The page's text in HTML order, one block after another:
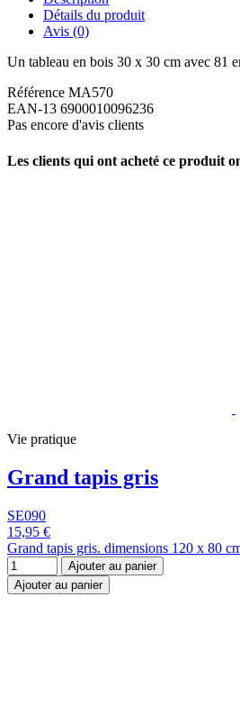
Détails du produit
Avis (0)
Un tableau en bois 30 x 30 cm avec 81
Référence MA570
EAN-13 6900010096236
Pas encore d'avis clients
Les clients qui ont acheté ce produit
Vie pratique
Grand tapis gris
SE090
15,95 €
Grand tapis gris. dimensions 120 x 80
Ajouter au panier
Ajouter au panier